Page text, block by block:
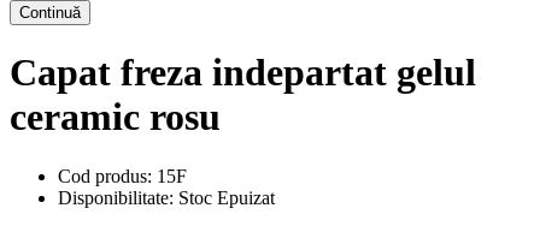
Continuă
Capat freza indepartat gelul
ceramic rosu
Cod produs: 15F
Disponibilitate: Stoc Epuizat